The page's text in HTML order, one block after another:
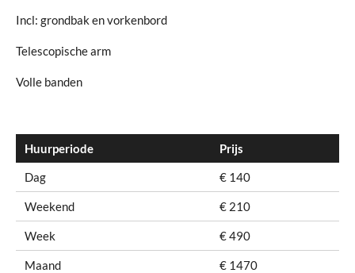
Incl: grondbak en vorkenbord
Telescopische arm
Volle banden
Huurperiode
Prijs
Dag
€ 140
Weekend € 210
Week € 490
Maand € 1470